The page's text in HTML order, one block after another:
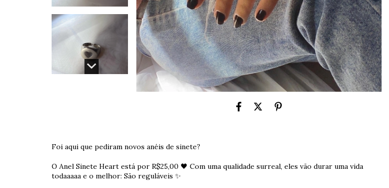
Foi aqui que pediram novos anéis de sinete?
O Anel Sinete Heart está por R$25,00 🖤 Com uma qualidade surreal, eles vão durar uma vida
todaaaaa e o melhor: São reguláveis ✨